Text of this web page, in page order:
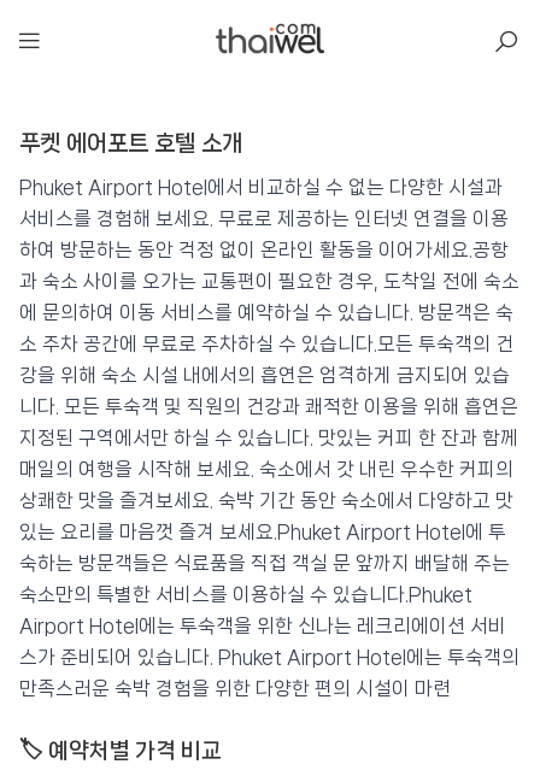
푸켓 에어포트 호텔
📍 푸켓★★★ ⭐ 8.9
💰 최저가 확인 · 예약하기
푸켓 에어포트 호텔 소개
Phuket Airport Hotel에서 비교하실 수 없는 다양한 시설과
서비스를 경험해 보세요. 무료로 제공하는 인터넷 연결을 이용
하여 방문하는 동안 걱정 없이 온라인 활동을 이어가세요.공항
과 숙소 사이를 오가는 교통편이 필요한 경우, 도착일 전에 숙소
에 문의하여 이동 서비스를 예약하실 수 있습니다. 방문객은 숙
소 주차 공간에 무료로 주차하실 수 있습니다.모든 투숙객의 건
강을 위해 숙소 시설 내에서의 흡연은 엄격하게 금지되어 있습
니다. 모든 투숙객 및 직원의 건강과 쾌적한 이용을 위해 흡연은
지정된 구역에서만 하실 수 있습니다. 맛있는 커피 한 잔과 함께
매일의 여행을 시작해 보세요. 숙소에서 갓 내린 우수한 커피의
상쾌한 맛을 즐겨보세요. 숙박 기간 동안 숙소에서 다양하고 맛
있는 요리를 마음껏 즐겨 보세요.Phuket Airport Hotel에 투
숙하는 방문객들은 식료품을 직접 객실 문 앞까지 배달해 주는
숙소만의 특별한 서비스를 이용하실 수 있습니다.Phuket
Airport Hotel에는 투숙객을 위한 신나는 레크리에이션 서비
스가 준비되어 있습니다. Phuket Airport Hotel에는 투숙객의
만족스러운 숙박 경험을 위한 다양한 편의 시설이 마련
🏷️ 예약처별 가격 비교